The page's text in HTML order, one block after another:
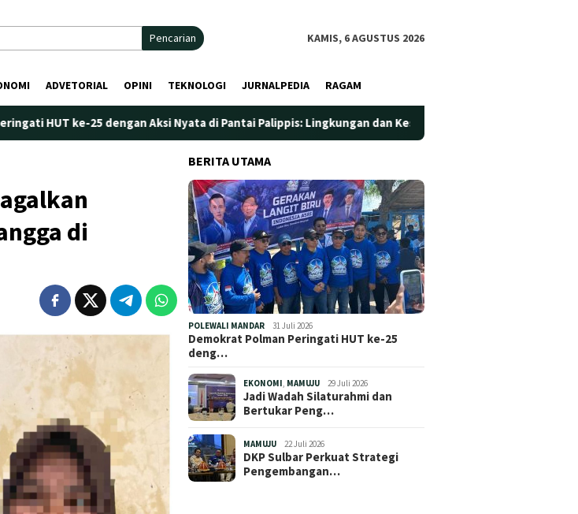
Pencarian KAMIS, 6 AGUSTUS 2026
ADVETORIAL OPINI TEKNOLOGI JURNALPEDIA RAGAM
dengan Aksi Nyata di Pantai Palippis: Lingkungan dan Kesehatan Jadi Prioritas
di
BERITA UTAMA
POLEWALI MANDAR 31 Juli 2026
Demokrat Polman Peringati HUT ke-25
deng…
EKONOMI MAMUJU 29 Juli 2026
Jadi Wadah Silaturahmi dan
Bertukar Peng…
MAMUJU 22 Juli 2026
DKP Sulbar Perkuat Strategi
Pengembangan…